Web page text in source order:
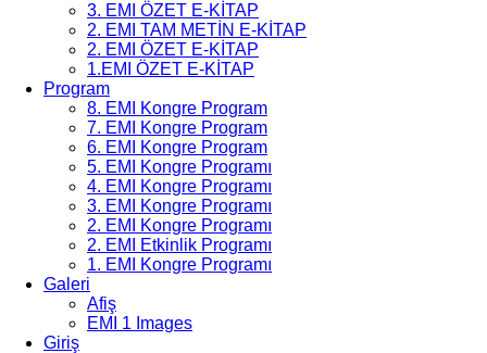
3. EMI ÖZET E-KİTAP
2. EMI TAM METİN E-KİTAP
2. EMI ÖZET E-KİTAP
1.EMI ÖZET E-KİTAP
Program
8. EMI Kongre Program
7. EMI Kongre Program
6. EMI Kongre Program
5. EMI Kongre Programı
4. EMI Kongre Programı
3. EMI Kongre Programı
2. EMI Kongre Programı
2. EMI Etkinlik Programı
1. EMI Kongre Programı
Galeri
Afiş
EMI 1 Images
Giriş